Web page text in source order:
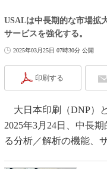
USALは中長期的な市場拡
サービスを強化する。
2025年03月25日 07時30分 公開
印刷する
大日本印刷（DNP）
2025年3月24日、中長
る分析／解析の機能、